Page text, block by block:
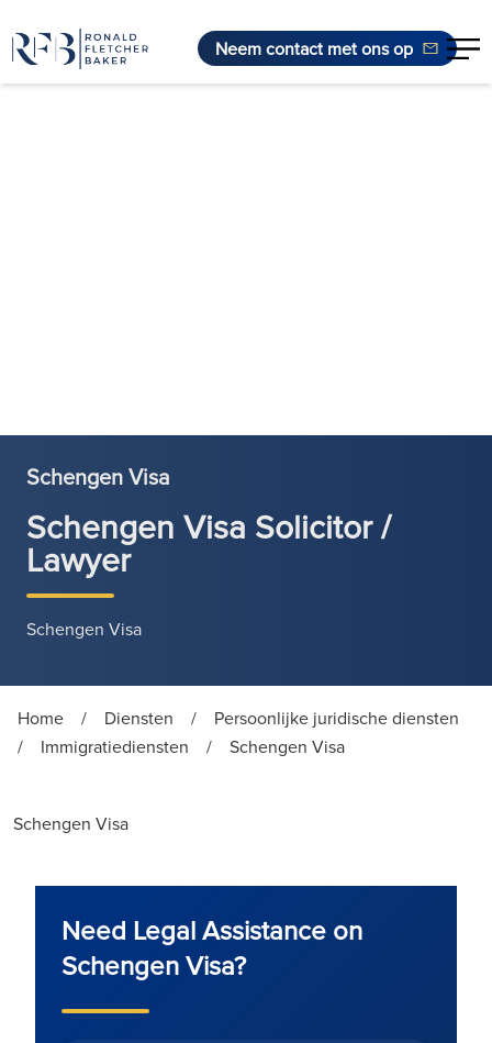
Neem contact met ons op
Schengen Visa
Schengen Visa Solicitor /
Lawyer
Schengen Visa
Home / Diensten /
Persoonlijke juridische diensten
/
Immigratiediensten / Schengen Visa
Schengen Visa
Need Legal Assistance on
Schengen Visa?